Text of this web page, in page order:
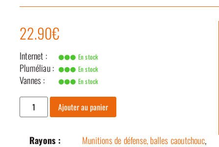
22.90€
Internet : En stock
Pluméliau : En stock
Vannes : En stock
Ajouter au panier
Rayons : Munitions de défense, balles caoutchouc,